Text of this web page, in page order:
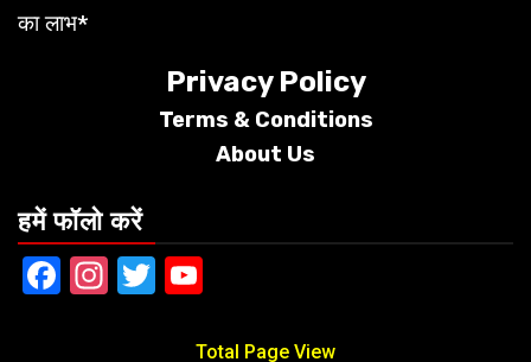
का लाभ*
Privacy Policy
Terms & Conditions
About Us
हमें फॉलो करें
Facebook
Instagram
Twitter
Total Page View